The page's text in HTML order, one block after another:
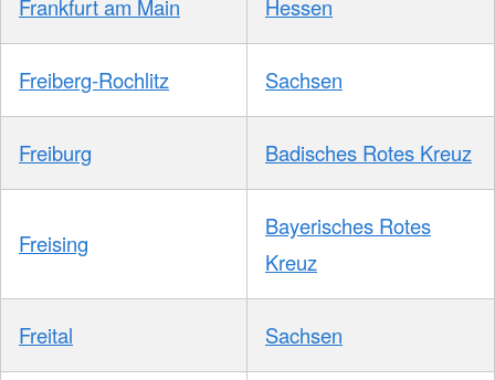
Frankfurt am Main Hessen
Freiberg-Rochlitz Sachsen
Freiburg Badisches Rotes Kreuz
Freising
Bayerisches Rotes
Kreuz
Freital Sachsen